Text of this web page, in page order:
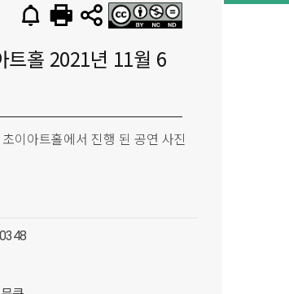
트홀 2021년 11월 6
이아트홀에서 진행 된 공연 사진